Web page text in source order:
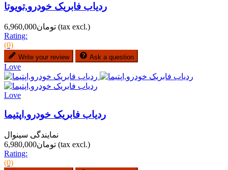
ردیاب فابریک خودرو,تویوتا
تومان6,960,000 (tax excl.)
Rating:
(0)
Write your review Ask a question
Love
Love
ردیاب فابریک خودرو,اپتیما
نمایندگی سینوال
تومان6,980,000 (tax excl.)
Rating:
(0)